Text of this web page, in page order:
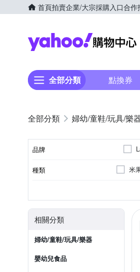
首頁拍賣企業/大宗採購入口合作
全部分類 點換券
婦幼/童鞋/玩具/樂
品牌
種類 米
相關分類
婦幼/童鞋/玩具/樂器
嬰幼兒食品